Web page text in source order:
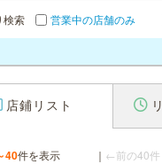
検索 営業中の店舗のみ
店鋪リスト
40件を表示 ｜ ←前の40件